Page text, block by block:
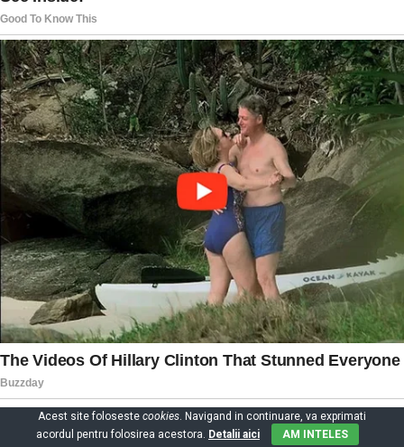
Acest site foloseste cookies. Navigand in continuare, va exprimati
acordul pentru folosirea acestora. Detalii aici AM INTELES